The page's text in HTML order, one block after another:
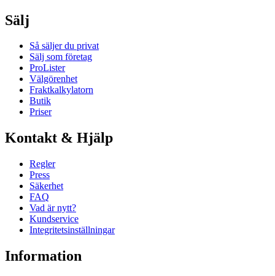
Sälj
Så säljer du privat
Sälj som företag
ProLister
Välgörenhet
Fraktkalkylatorn
Butik
Priser
Kontakt & Hjälp
Regler
Press
Säkerhet
FAQ
Vad är nytt?
Kundservice
Integritetsinställningar
Information